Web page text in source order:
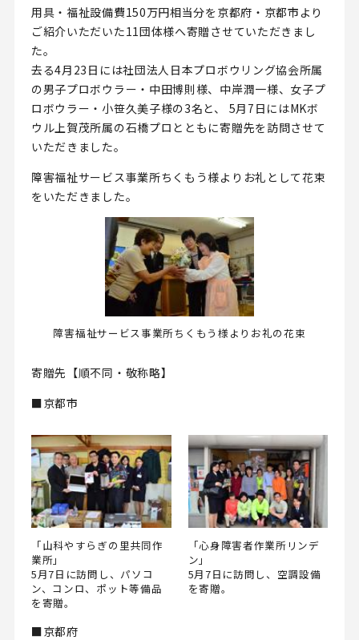
用具・福祉設備費150万円相当分を京都府・京都市より
ご紹介いただいた11団体様へ寄贈させていただきまし
た。
去る4月23日には社団法人日本プロボウリング協会所属
の男子プロボウラー・中田博則様、中岸潤一様、女子プ
ロボウラー・小笹久美子様の3名と、 5月7日にはMKボ
ウル上賀茂所属の石橋プロとともに寄贈先を訪問させて
いただきました。
障害福祉サービス事業所ちくもう様よりお礼として花束
をいただきました。
障害福祉サービス事業所ちくもう様よりお礼の花束
寄贈先【順不同・敬称略】
■京都市
「山科やすらぎの里共同作
業所」
5月7日に訪問し、パソコ
ン、コンロ、ポット等備品
を寄贈。
「心身障害者作業所リンデ
ン」
5月7日に訪問し、空調設備
を寄贈。
■京都府